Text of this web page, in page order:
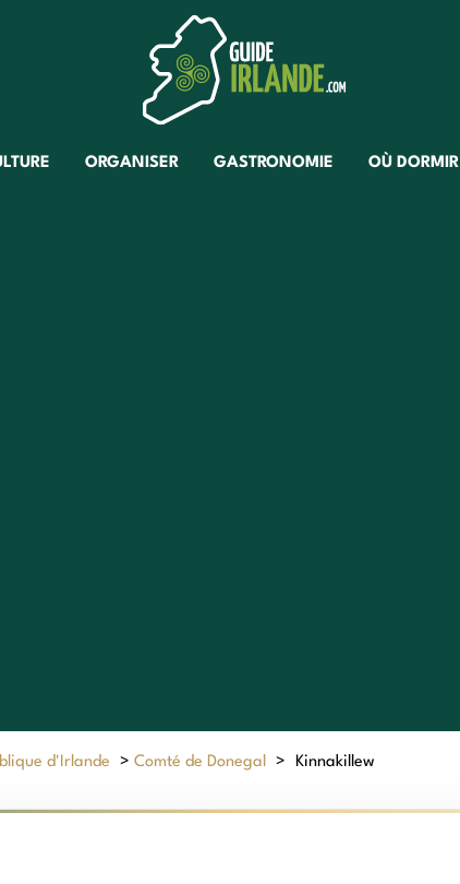
ORGANISER GASTRONOMIE OÙ DORMIR
d'Irlande > Comté de Donegal > Kinnakillew